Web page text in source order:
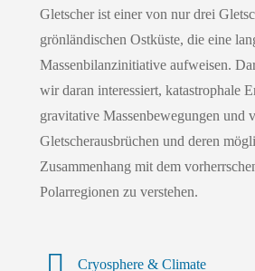
Gletscher ist einer von nur drei
grönländischen Ostküste, die eine
Massenbilanzinitiative aufweisen.
wir daran interessiert, katastrophale
gravitative Massenbewegungen und
Gletscherausbrüchen und deren
Zusammenhang mit dem
Polarregionen zu verstehen.
Cryosphere & Climate